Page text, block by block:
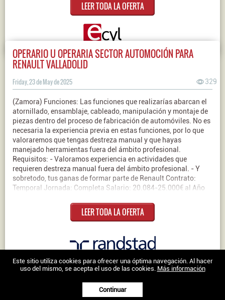
LEER TODA LA OFERTA
OPERARIO U OPERARIA SECTOR AUTOMOCIÓN PARA
RENAULT VALLADOLID
Friday, 23 de May de 2025 329
(Zamora) Funciones: Las funciones que realizarías abarcan el
atornillado, ensamblaje, cableado, manipulación y montaje de
piezas dentro del proceso de fabricación de automóviles. No es
necesaria la experiencia previa en estas funciones, por lo que
valoraremos que tengas destreza manual y que hayas
manejado herramientas fuera del ámbito profesional.
Requisitos: - Valoramos experiencia en actividades que
requieren destreza manual fuera del ámbito profesional. - Y
sobretodo, tus ganas de formar parte de Renault Contrato:
Temporal Jornada: Completa Salario: 20.084-25.000€ al Año
LEER TODA LA OFERTA
Nosotros|Contacto| Ofertas en Twitter|Aviso legal|Política de
Trabajo en Zamora © 2026 -
Este sitio utiliza cookies para ofrecer una óptima navegación. Al hacer
uso del mismo, se acepta el uso de las cookies. Más información
Continuar